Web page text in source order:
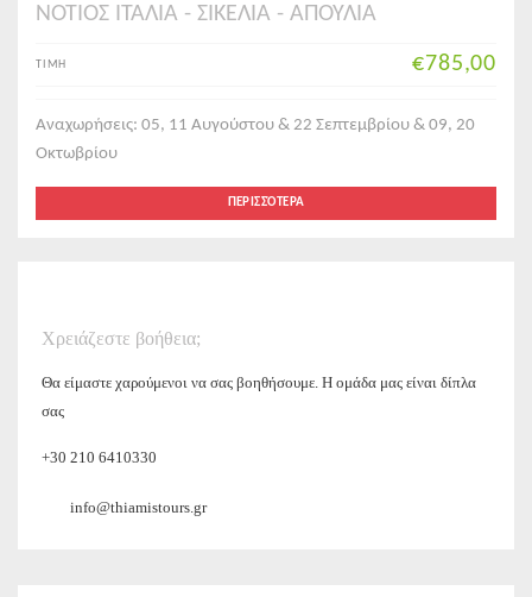
ΝΟΤΙΟΣ ΙΤΑΛΙΑ - ΣΙΚΕΛΙΑ - ΑΠΟΥΛΙΑ
ΤΙΜΗ €785,00
Αναχωρήσεις: 05, 11 Αυγούστου & 22 Σεπτεμβρίου & 09, 20
Οκτωβρίου
ΠΕΡΙΣΣΌΤΕΡΑ
Χρειάζεστε βοήθεια;
Θα είμαστε χαρούμενοι να σας βοηθήσουμε. Η ομάδα μας είναι δίπλα
σας
+30 210 6410330
info@thiamistours.gr